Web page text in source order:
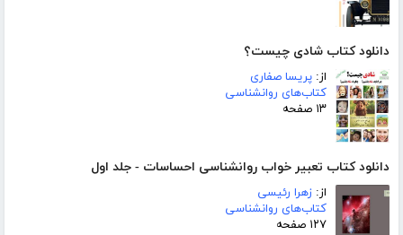
دانلود کتاب شادی چیست؟
از: پریسا صفاری
کتاب‌های روانشناسی
۱۳ صفحه
دانلود کتاب تعبیر خواب روانشناسی احساسات - جلد اول
از: زهرا رئیسی
کتاب‌های روانشناسی
۱۲۷ صفحه